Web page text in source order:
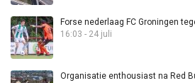
Forse nederlaag FC Groningen
16:03 - 24 juli
Organisatie enthousiast na Red